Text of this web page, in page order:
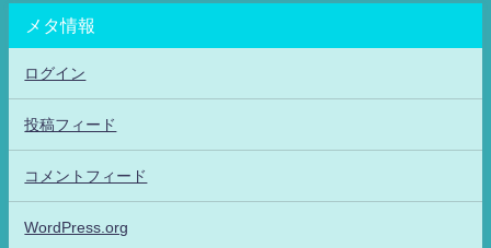
メタ情報
ログイン
投稿フィード
コメントフィード
WordPress.org